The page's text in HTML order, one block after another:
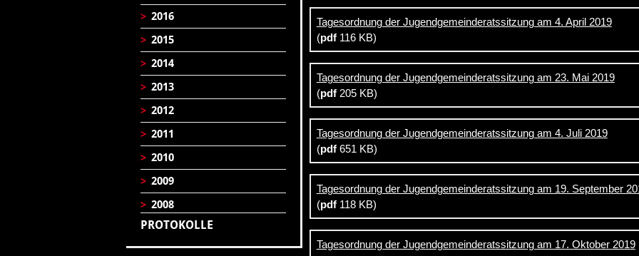
> 2016
> 2015
> 2014
> 2013
> 2012
> 2011
> 2010
> 2009
> 2008
PROTOKOLLE
Tagesordnung der Jugendgemeinderatssitzung am 4. April 2019
(pdf116 KB)
Tagesordnung der Jugendgemeinderatssitzung am 23. Mai 2019
(pdf205 KB)
Tagesordnung der Jugendgemeinderatssitzung am 4. Juli 2019
(pdf651 KB)
Tagesordnung der Jugendgemeinderatssitzung am 19. September
(pdf118 KB)
Tagesordnung der Jugendgemeinderatssitzung am 17. Oktober 2019